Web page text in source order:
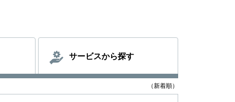
サービスから探す
（新着順）